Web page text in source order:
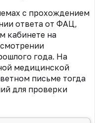
с прохождением
ответа от ФАЦ,
кабинете на
года. На
медицинской
письме тогда
для проверки